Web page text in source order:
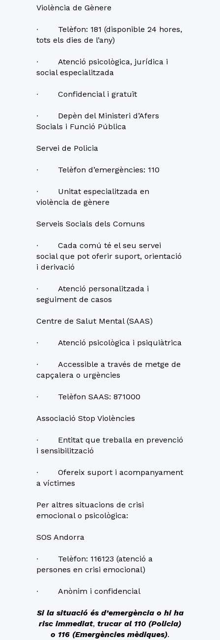
Violència de Gènere
∙ Telèfon: 181 (disponible 24 hores,
tots els dies de l’any)
∙ Atenció psicològica, jurídica i
social especialitzada
∙ Confidencial i gratuït
∙ Depèn del Ministeri d’Afers
Socials i Funció Pública
Servei de Policia
∙ Telèfon d’emergències: 110
∙ Unitat especialitzada en
violència de gènere
Serveis Socials dels Comuns
∙ Cada comú té el seu servei
social que pot oferir suport, orientació
i derivació
∙ Atenció personalitzada i
seguiment de casos
Centre de Salut Mental (SAAS)
∙ Atenció psicològica i psiquiàtrica
∙ Accessible a través de metge de
capçalera o urgències
∙ Telèfon SAAS: 871000
Associació Stop Violències
∙ Entitat que treballa en prevenció
i sensibilització
∙ Ofereix suport i acompanyament
a víctimes
Per altres situacions de crisi
emocional o psicològica:
SOS Andorra
∙ Telèfon: 116123 (atenció a
persones en crisi emocional)
∙ Anònim i confidencial
Si la situació és d’emergència o hi ha
risc immediat, trucar al 110 (Policia)
o 116 (Emergències mèdiques).